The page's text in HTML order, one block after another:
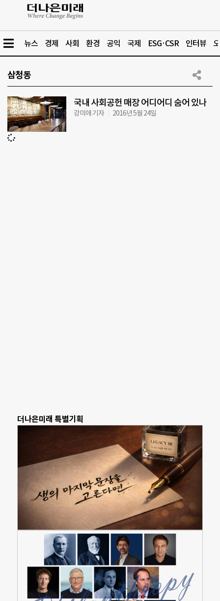
뉴스 경제 사회 환경 공익 국제 ESG·CSR 인터뷰
삼청동
국내 사회공헌 매장 어디어디 숨어 있나
강미애 기자 2016년 5월 24일
더나은미래 특별기획